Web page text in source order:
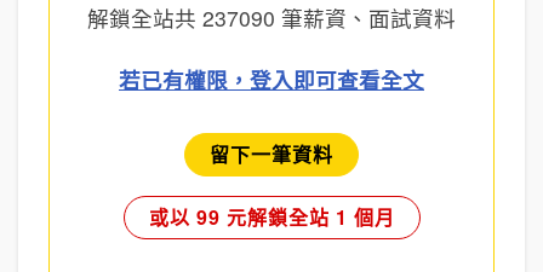
解鎖全站共 237090 筆薪資、面試資料
若已有權限，登入即可查看全文
留下一筆資料
或以 99 元解鎖全站 1 個月